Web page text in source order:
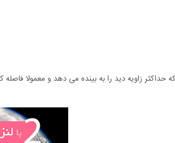
می دهد و معمولا فاصله کانونی آن بین 6 تا 16 میلیمتر است. دلیل نامگذاری این لنز هم شباهت آن به چشم ماهی و